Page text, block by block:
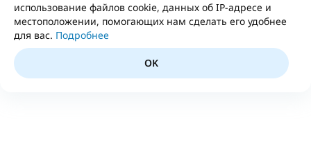
использование файлов cookie, данных об IP-адресе и
местоположении, помогающих нам сделать его удобнее
для вас. Подробнее
OK